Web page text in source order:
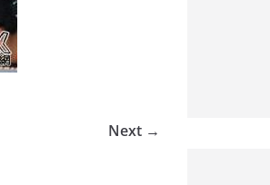
Next →